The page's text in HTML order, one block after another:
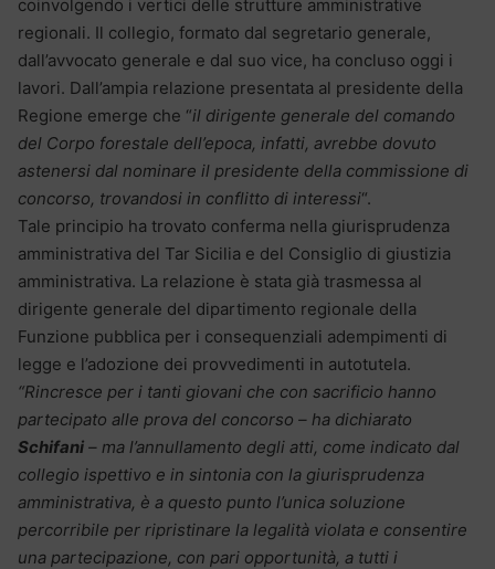
coinvolgendo i vertici delle strutture amministrative
regionali. Il collegio, formato dal segretario generale,
dall’avvocato generale e dal suo vice, ha concluso oggi i
lavori. Dall’ampia relazione presentata al presidente della
Regione emerge che “il dirigente generale del comando
del Corpo forestale dell’epoca, infatti, avrebbe dovuto
astenersi dal nominare il presidente della commissione di
concorso, trovandosi in conflitto di interessi“.
Tale principio ha trovato conferma nella giurisprudenza
amministrativa del Tar Sicilia e del Consiglio di giustizia
amministrativa. La relazione è stata già trasmessa al
dirigente generale del dipartimento regionale della
Funzione pubblica per i consequenziali adempimenti di
legge e l’adozione dei provvedimenti in autotutela.
“Rincresce per i tanti giovani che con sacrificio hanno
partecipato alle prova del concorso – ha dichiarato
Schifani – ma l’annullamento degli atti, come indicato dal
collegio ispettivo e in sintonia con la giurisprudenza
amministrativa, è a questo punto l’unica soluzione
percorribile per ripristinare la legalità violata e consentire
una partecipazione, con pari opportunità, a tutti i